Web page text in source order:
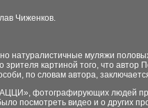
Чиженков.
натуралистичные муляжи
картиной того, что
по словам автора,
фотографирующих людей
посмотреть видео и о других